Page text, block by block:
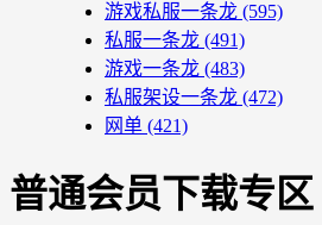
游戏私服一条龙 (595)
私服一条龙 (491)
游戏一条龙 (483)
私服架设一条龙 (472)
网单 (421)
普通会员下载专